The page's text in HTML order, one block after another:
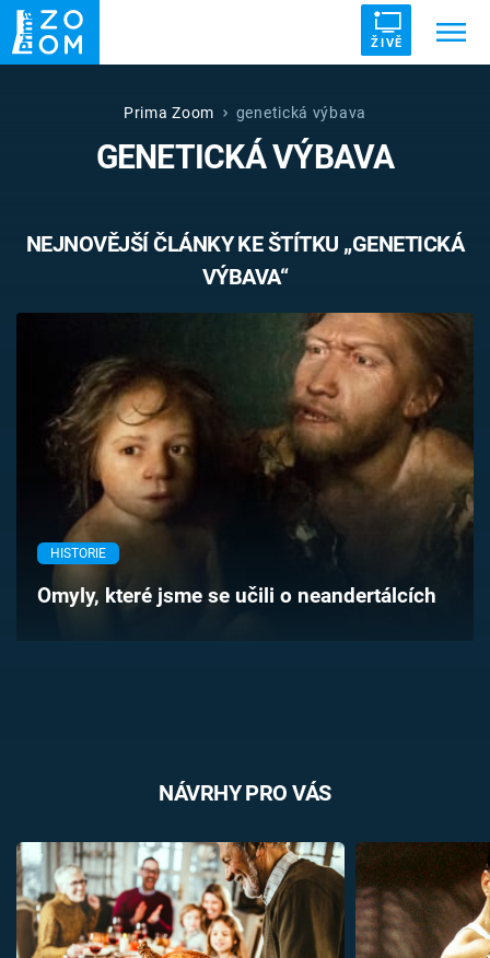
ŽIVĚ
ZRÁDCI UFO DRUHÁ SVĚTOVÁ VÁLKA
VETŘELCI DÁVNOVĚKU
Pořady
TV Program
Časopis
Sledujte prima+
Prima Zoom genetická výbava
GENETICKÁ VÝBAVA
NEJNOVĚJŠÍ ČLÁNKY KE ŠTÍTKU „GENETICKÁ
VÝBAVA“
HISTORIE
Omyly, které jsme se učili o neandertálcích
NÁVRHY PRO VÁS